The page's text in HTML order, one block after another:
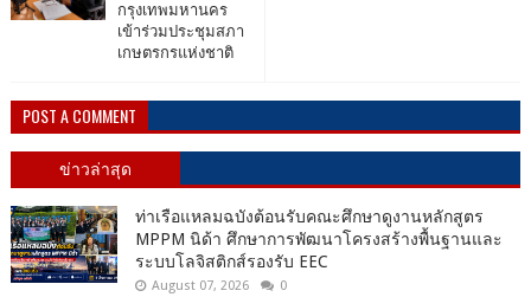
กรุงเทพมหานคร
เข้าร่วมประชุมสภา
เกษตรกรแห่งชาติ
POST A COMMENT
ข่าวล่าสุด
ท่าเรือแหลมฉบังต้อนรับคณะศึกษาดูงานหลักสูตร
MPPM นิด้า ศึกษาการพัฒนาโครงสร้างพื้นฐานและ
ระบบโลจิสติกส์รองรับ EEC
August 07, 2026 0